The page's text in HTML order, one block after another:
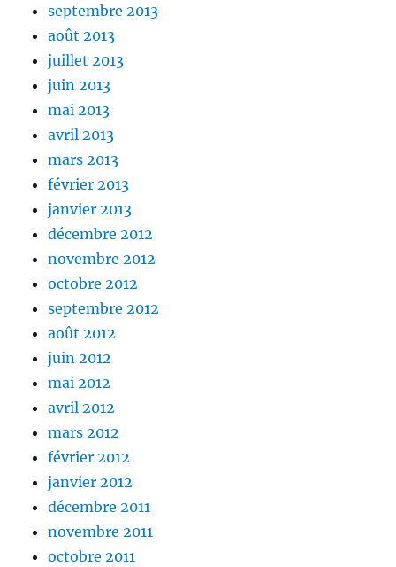
septembre 2013
août 2013
juillet 2013
juin 2013
mai 2013
avril 2013
mars 2013
février 2013
janvier 2013
décembre 2012
novembre 2012
octobre 2012
septembre 2012
août 2012
juin 2012
mai 2012
avril 2012
mars 2012
février 2012
janvier 2012
décembre 2011
novembre 2011
octobre 2011